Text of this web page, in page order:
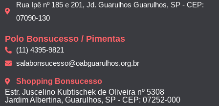
Rua Ipê nº 185 e 201, Jd. Guarulhos Guarulhos, SP - CEP:
07090-130
Polo Bonsucesso / Pimentas
(11) 4395-9821
salabonsucesso@oabguarulhos.org.br
Shopping Bonsucesso
Estr. Juscelino Kubtischek de Oliveira nº 5308
Jardim Albertina, Guarulhos, SP - CEP: 07252-000